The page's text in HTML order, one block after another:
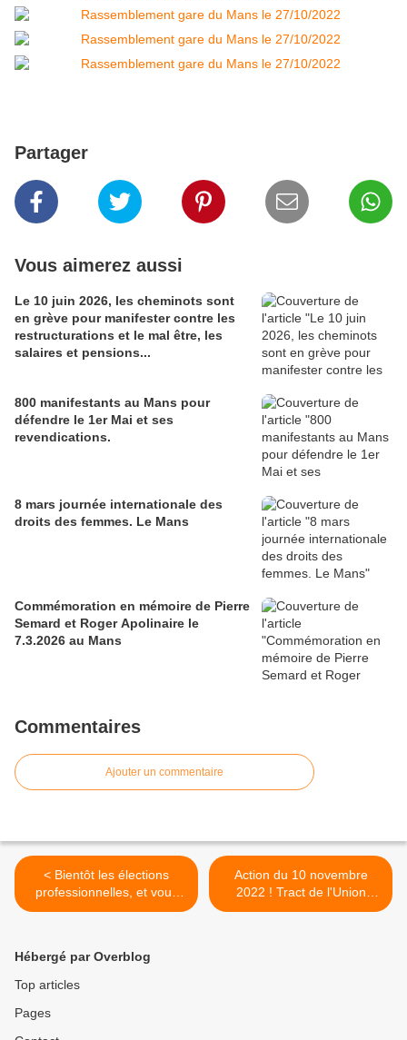
Partager
Vous aimerez aussi
Le 10 juin 2026, les cheminots sont
en grève pour manifester contre les
restructurations et le mal être, les
salaires et pensions...
800 manifestants au Mans pour
défendre le 1er Mai et ses
revendications.
8 mars journée internationale des
droits des femmes. Le Mans
Commémoration en mémoire de Pierre
Semard et Roger Apolinaire le
7.3.2026 au Mans
Commentaires
Ajouter un commentaire
< Bientôt les élections
professionnelles, et vous
vous allez voter pour qui ?
Action du 10 novembre
2022 ! Tract de l'Union
Départementale 72 et
Hébergé par Overblog
Top articles
Pages